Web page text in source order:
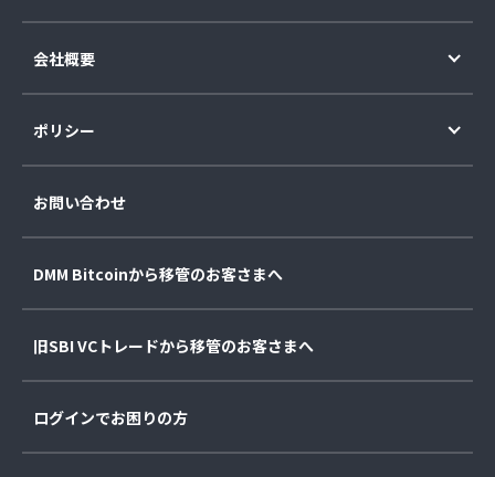
会社概要
ポリシー
お問い合わせ
DMM Bitcoinから移管のお客さまへ
旧SBI VCトレードから移管のお客さまへ
ログインでお困りの方